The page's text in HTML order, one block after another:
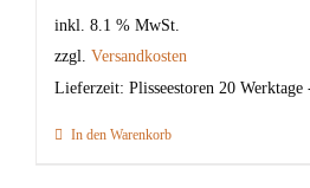
inkl. 8.1 % MwSt.
zzgl. Versandkosten
Lieferzeit: Plisseestoren 20
In den Warenkorb